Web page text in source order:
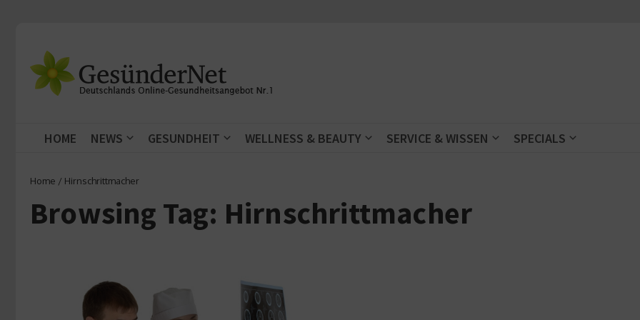
HOME NEWS GESUNDHEIT WELLNESS & BEAUTY SERVICE & WISSEN SPECIALS
Home / Hirnschrittmacher
Browsing Tag: Hirnschrittmacher